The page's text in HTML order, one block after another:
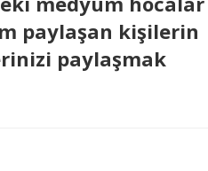
paylaşan kişilerin
paylaşmak